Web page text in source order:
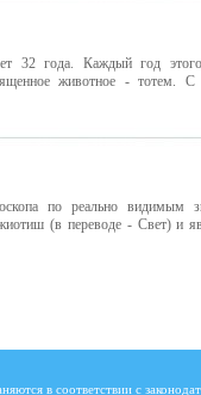
32 года. Каждый год
животное - тотем. С
по реально видимым
(в переводе - Свет) и
в соответствии с